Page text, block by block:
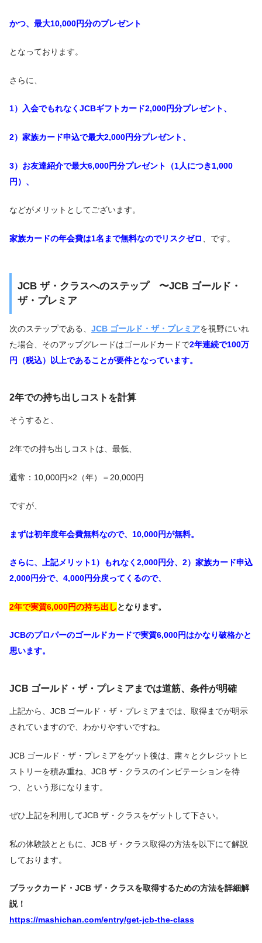
かつ、最大10,000円分のプレゼント
となっております。
さらに、
1）入会でもれなくJCBギフトカード2,000円分プレゼント、
2）家族カード申込で最大2,000円分プレゼント、
3）お友達紹介で最大6,000円分プレゼント（1人につき1,000
円）、
などがメリットとしてございます。
家族カードの年会費は1名まで無料なのでリスクゼロ 、です。
JCB ザ・クラスへのステップ 〜JCB ゴールド・
ザ・プレミア
次のステップである、 JCB ゴールド・ザ・プレミアを視野にいれ
た場合、そのアップグレードはゴールドカードで2年連続で100万
円（税込）以上であることが要件となっています。
2年での持ち出しコストを計算
そうすると、
2年での持ち出しコストは、最低、
通常：10,000円×2（年）＝20,000円
ですが、
まずは初年度年会費無料なので、10,000円が無料。
さらに、上記メリット1）もれなく2,000円分、2）家族カード申込
2,000円分で、4,000円分戻ってくるので、
2年で実質6,000円の持ち出しとなります。
JCBのプロパーのゴールドカードで実質6,000円はかなり破格かと
思います。
JCB ゴールド・ザ・プレミアまでは道筋、条件が明確
上記から、JCB ゴールド・ザ・プレミアまでは、取得までが明示
されていますので、わかりやすいですね。
JCB ゴールド・ザ・プレミアをゲット後は、粛々とクレジットヒ
ストリーを積み重ね、JCB ザ・クラスのインビテーションを待
つ、という形になります。
ぜひ上記を利用してJCB ザ・クラスをゲットして下さい。
私の体験談とともに、JCB ザ・クラス取得の方法を以下にて解説
しております。
ブラックカード・JCB ザ・クラスを取得するための方法を詳細解
説！
https://mashichan.com/entry/get-jcb-the-class